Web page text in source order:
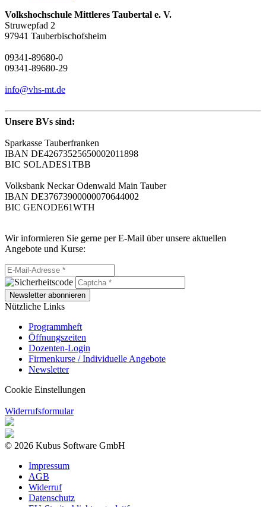
Volkshochschule Mittleres Taubertal e. V.
Struwepfad 2
97941 Tauberbischofsheim
09341-89680-0
09341-89680-29
info@vhs-mt.de
Unsere BVs sind:
Sparkasse Tauberfranken
IBAN DE42673525650002011898
BIC SOLADES1TBB
Volksbank Neckar Odenwald Main Tauber
IBAN DE37673900000070644002
BIC GENODE61WTH
Wir informieren Sie gerne per E-Mail über unsere aktuellen
Angebote und Kurse:
Newsletter abonnieren
Nützliche Links
Programmheft
Öffnungszeiten
Dozenten-Login
Firmenkurse / Individuelle Angebote
Newsletter
Cookie Einstellungen
Widerrufsformular
© 2026 Kubus Software GmbH
Impressum
AGB
Widerruf
Datenschutz